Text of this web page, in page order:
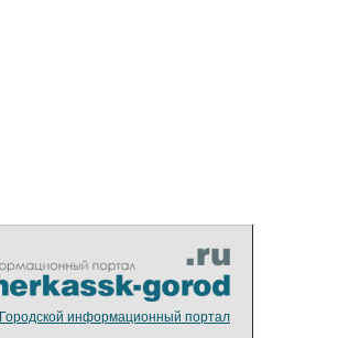
Городской информационный портал